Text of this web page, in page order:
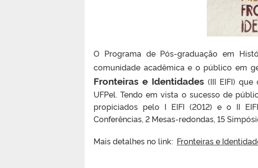
O Programa de Pós-graduação em
comunidade acadêmica e o público em
Fronteiras e Identidades (III EIFI)
UFPel. Tendo em vista o sucesso de
propiciados pelo I EIFI (2012) e o II
Conferências, 2 Mesas-redondas, 15
Mais detalhes no link: Fronteiras e